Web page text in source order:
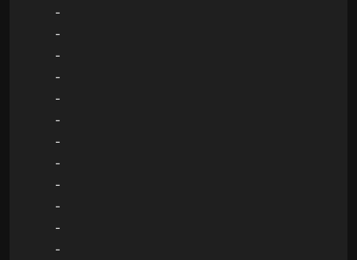
-
-
-
-
-
-
-
-
-
-
-
-